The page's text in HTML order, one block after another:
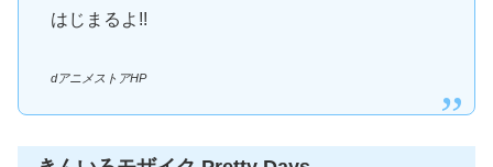
はじまるよ!!
dアニメストアHP